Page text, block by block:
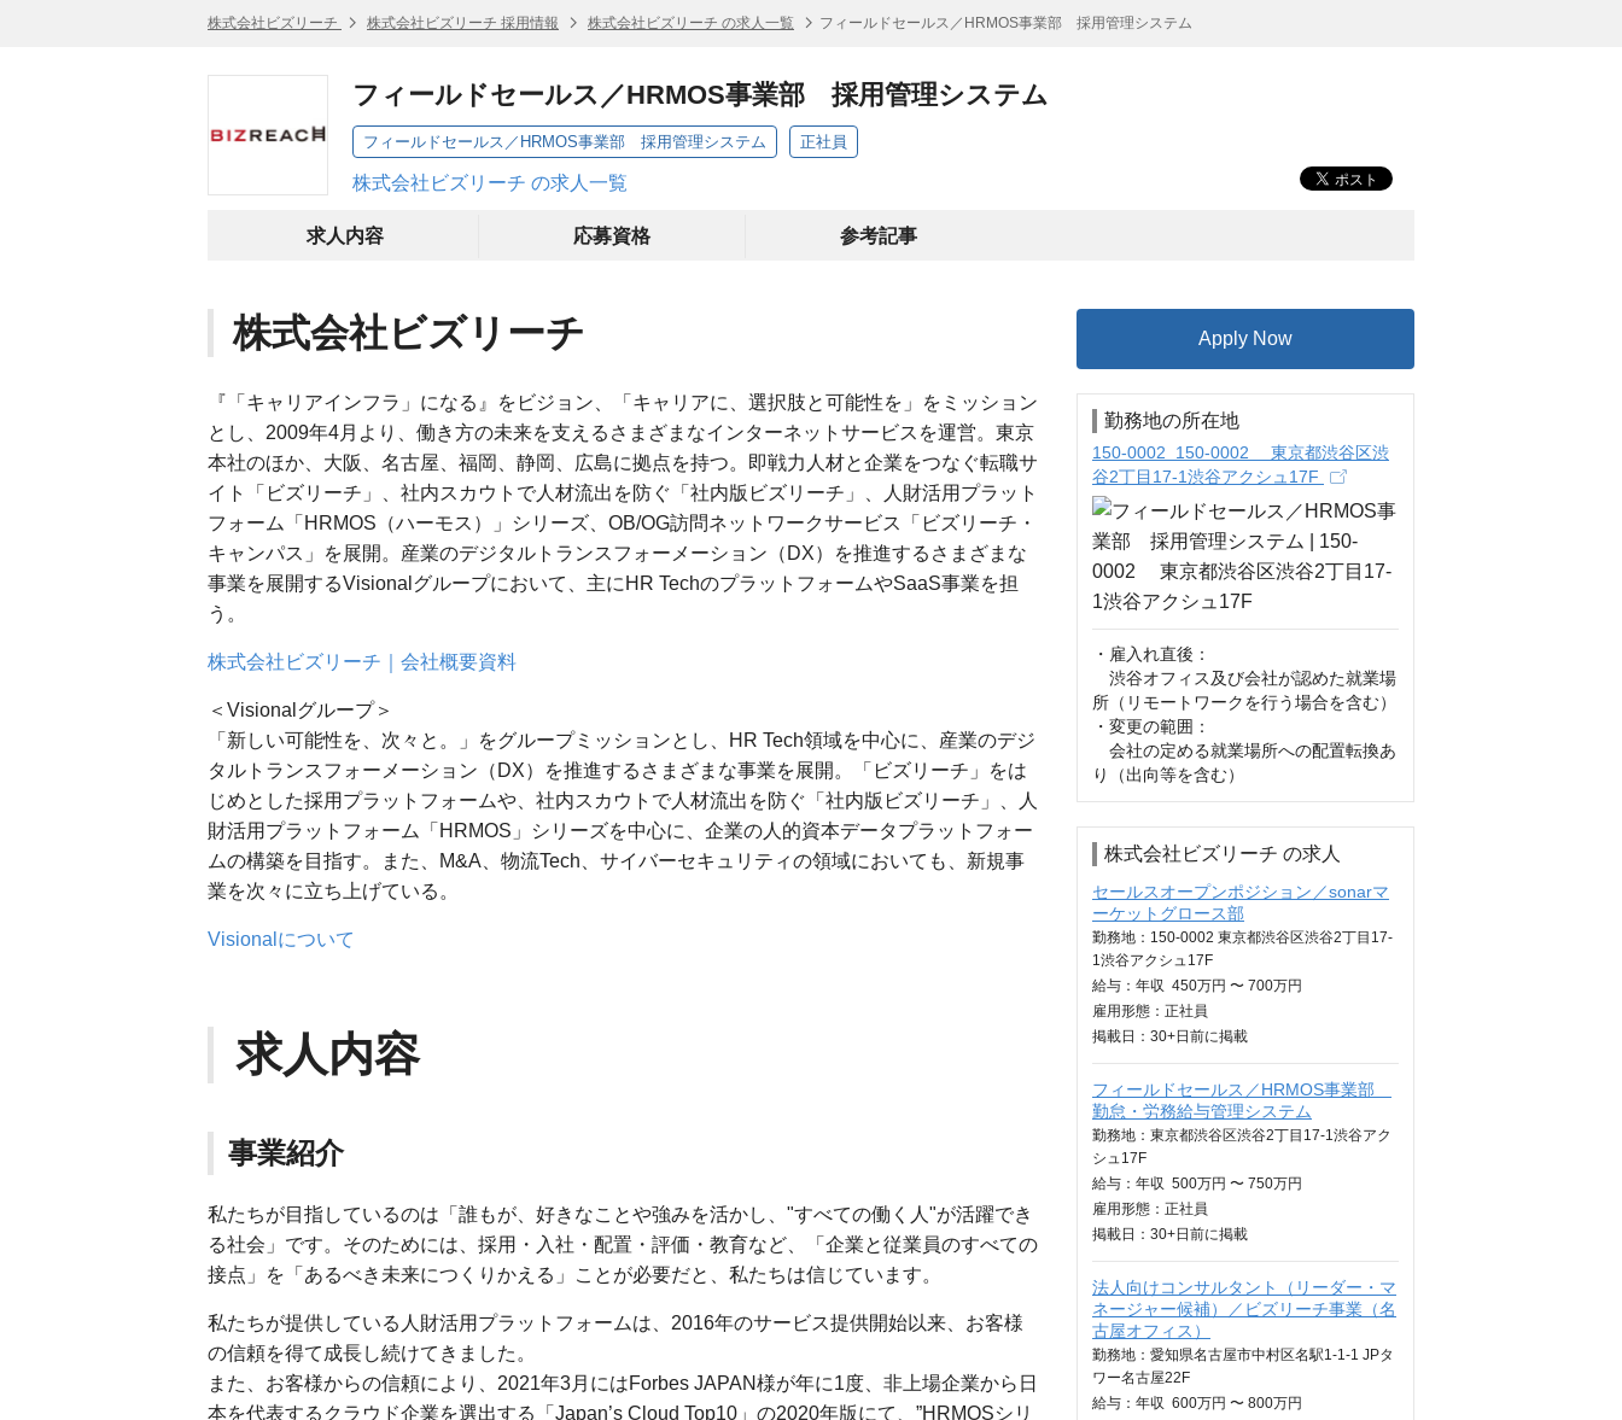
株式会社ビズリーチ 株式会社ビズリーチ 採用情報 株式会社ビズリーチ の求人一覧 フィールドセールス／HRMOS事業部 採用管理システム
フィールドセールス／HRMOS事業部 採用管理システム
フィールドセールス／HRMOS事業部 採用管理システム 正社員
株式会社ビズリーチ の求人一覧
求人内容 応募資格 参考記事
株式会社ビズリーチ
『「キャリアインフラ」になる』をビジョン、「キャリアに、選択肢と可能性を」をミッション
とし、2009年4月より、働き方の未来を支えるさまざまなインターネットサービスを運営。東京
本社のほか、大阪、名古屋、福岡、静岡、広島に拠点を持つ。即戦力人材と企業をつなぐ転職サ
イト「ビズリーチ」、社内スカウトで人材流出を防ぐ「社内版ビズリーチ」、人財活用プラット
フォーム「HRMOS（ハーモス）」シリーズ、OB/OG訪問ネットワークサービス「ビズリーチ・
キャンパス」を展開。産業のデジタルトランスフォーメーション（DX）を推進するさまざまな
事業を展開するVisionalグループにおいて、主にHR TechのプラットフォームやSaaS事業を担
う。
株式会社ビズリーチ｜会社概要資料
＜Visionalグループ＞
「新しい可能性を、次々と。」をグループミッションとし、HR Tech領域を中心に、産業のデジ
タルトランスフォーメーション（DX）を推進するさまざまな事業を展開。「ビズリーチ」をは
じめとした採用プラットフォームや、社内スカウトで人材流出を防ぐ「社内版ビズリーチ」、人
財活用プラットフォーム「HRMOS」シリーズを中心に、企業の人的資本データプラットフォー
ムの構築を目指す。また、M&A、物流Tech、サイバーセキュリティの領域においても、新規事
業を次々に立ち上げている。
Visionalについて
求人内容
事業紹介
私たちが目指しているのは「誰もが、好きなことや強みを活かし、"すべての働く人"が活躍でき
る社会」です。そのためには、採用・入社・配置・評価・教育など、「企業と従業員のすべての
接点」を「あるべき未来につくりかえる」ことが必要だと、私たちは信じています。
私たちが提供している人財活用プラットフォームは、2016年のサービス提供開始以来、お客様
の信頼を得て成長し続けてきました。
また、お客様からの信頼により、2021年3月にはForbes JAPAN様が年に1度、非上場企業から日
本を代表するクラウド企業を選出する「Japan’s Cloud Top10」の2020年版にて、”HRMOSシリ
Apply Now
勤務地の所在地
150-0002 150-0002 東京都渋谷区渋
谷2丁目17-1渋谷アクシュ17F
・雇入れ直後：
渋谷オフィス及び会社が認めた就業場
所（リモートワークを行う場合を含む）
・変更の範囲：
会社の定める就業場所への配置転換あ
り（出向等を含む）
株式会社ビズリーチ の求人
セールスオープンポジション／sonarマ
ーケットグロース部
勤務地：150-0002 東京都渋谷区渋谷2丁目17-
1渋谷アクシュ17F
給与： 年収 450万円 〜 700万円
雇用形態：正社員
掲載日： 30+日 前に掲載
フィールドセールス／HRMOS事業部
勤怠・労務給与管理システム
勤務地：東京都渋谷区渋谷2丁目17-1渋谷アク
シュ17F
給与： 年収 500万円 〜 750万円
雇用形態：正社員
掲載日： 30+日 前に掲載
法人向けコンサルタント（リーダー・マ
ネージャー候補）／ビズリーチ事業（名
古屋オフィス）
勤務地：愛知県名古屋市中村区名駅1-1-1 JPタ
ワー名古屋22F
給与： 年収 600万円 〜 800万円